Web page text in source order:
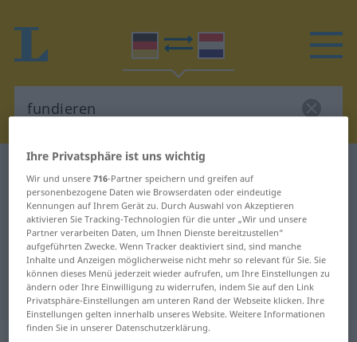
Deutsch-Niederländisch
Übersetzung für "fundieren"
"fundieren" Niederländisch
Übersetzung
Ihre Privatsphäre ist uns wichtig
Wir und unsere716-Partner speichern und greifen auf
personenbezogene Daten wie Browserdaten oder eindeutige
Kennungen auf Ihrem Gerät zu. Durch Auswahl von Akzeptieren
aktivieren Sie Tracking-Technologien für die unter „Wir und unsere
Partner verarbeiten Daten, um Ihnen Dienste bereitzustellen“
aufgeführten Zwecke. Wenn Tracker deaktiviert sind, sind manche
Inhalte und Anzeigen möglicherweise nicht mehr so relevant für Sie. Sie
können dieses Menü jederzeit wieder aufrufen, um Ihre Einstellungen zu
ändern oder Ihre Einwilligung zu widerrufen, indem Sie auf den Link
Privatsphäre-Einstellungen am unteren Rand der Webseite klicken. Ihre
Einstellungen gelten innerhalb unseres Website. Weitere Informationen
finden Sie in unserer Datenschutzerklärung.